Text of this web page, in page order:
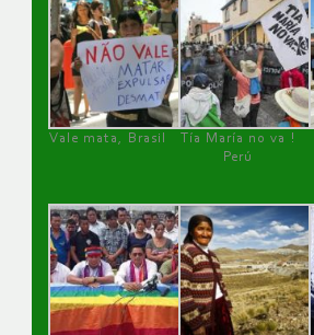
Vale mata, Brasil
Tía María no va !
Perú